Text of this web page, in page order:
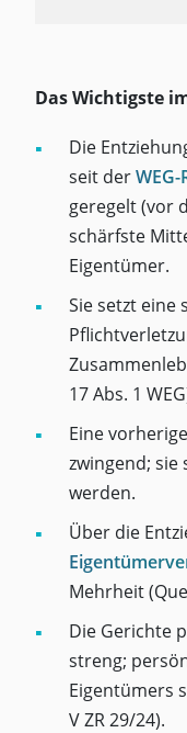
Das Wichtigste
Die
seit der
geregelt (vor
schärfste
Eigentümer.
Sie setzt eine
17 Abs. 1
Eine
zwingend; sie
werden.
Über die
Mehrheit
Die Gerichte
streng;
Eigentümers
V ZR 29/24).